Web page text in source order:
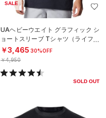
SALE
UAヘビーウエイト グラフィック シ
ョートスリーブ Tシャツ（ライフス
タイル/MEN）
￥3,465 30%OFF
￥4,950
SOLD OUT